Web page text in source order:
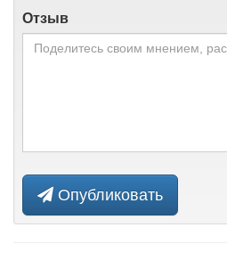
Отзыв
Опубликовать